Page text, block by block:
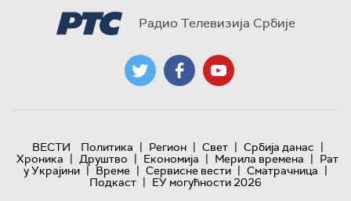
Радио Телевизија Србије
ВЕСТИ Политика | Регион | Свет | Србија данас |
Хроника | Друштво | Економија | Мерила времена | Рат
у Украјини | Време | Сервисне вести | Сматрачница |
Подкаст | ЕУ могућности 2026